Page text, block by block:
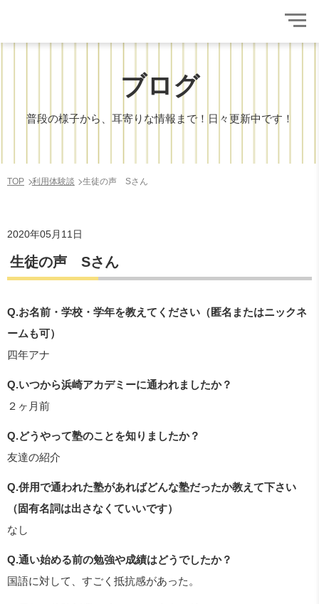
ブログ
普段の様子から、耳寄りな情報まで！日々更新中です！
TOP 利用体験談 生徒の声 Sさん
2020年05月11日
生徒の声 Sさん
Q.お名前・学校・学年を教えてください（匿名またはニックネ
ームも可）
四年アナ
Q.いつから浜崎アカデミーに通われましたか？
２ヶ月前
Q.どうやって塾のことを知りましたか？
友達の紹介
Q.併用で通われた塾があればどんな塾だったか教えて下さい
（固有名詞は出さなくていいです）
なし
Q.通い始める前の勉強や成績はどうでしたか？
国語に対して、すごく抵抗感があった。